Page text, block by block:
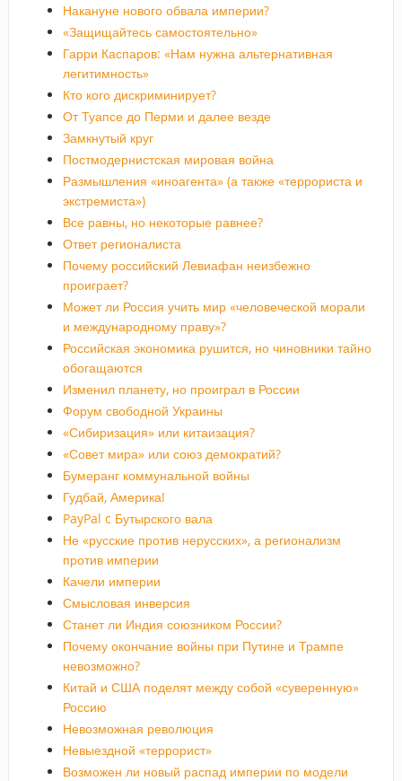
Накануне нового обвала империи?
«Защищайтесь самостоятельно»
Гарри Каспаров: «Нам нужна альтернативная
легитимность»
Кто кого дискриминирует?
От Туапсе до Перми и далее везде
Замкнутый круг
Постмодернистская мировая война
Размышления «иноагента» (а также «террориста и
экстремиста»)
Все равны, но некоторые равнее?
Ответ регионалиста
Почему российский Левиафан неизбежно
проиграет?
Может ли Россия учить мир «человеческой морали
и международному праву»?
Российская экономика рушится, но чиновники тайно
обогащаются
Изменил планету, но проиграл в России
Форум свободной Украины
«Сибиризация» или китаизация?
«Совет мира» или союз демократий?
Бумеранг коммунальной войны
Гудбай, Америка!
PayPal c Бутырского вала
Не «русские против нерусских», а регионализм
против империи
Качели империи
Смысловая инверсия
Станет ли Индия союзником России?
Почему окончание войны при Путине и Трампе
невозможно?
Китай и США поделят между собой «суверенную»
Россию
Невозможная революция
Невыездной «террорист»
Возможен ли новый распад империи по модели